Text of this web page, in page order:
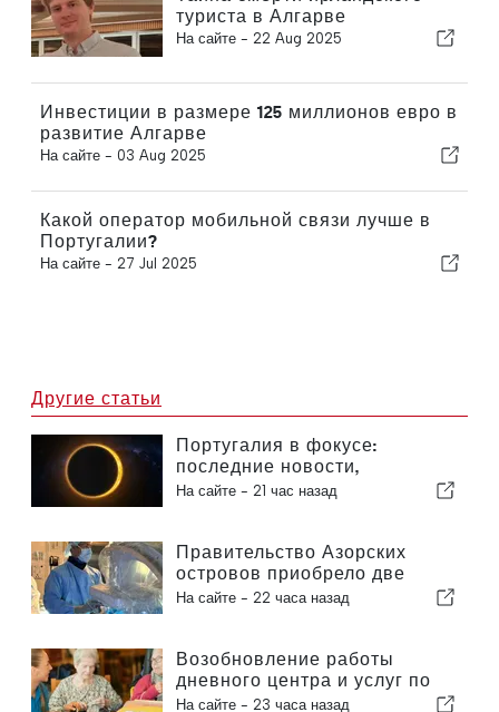
туриста в Алгарве
На сайте - 22 Aug 2025
Инвестиции в размере 125 миллионов евро в
развитие Алгарве
На сайте - 03 Aug 2025
Какой оператор мобильной связи лучше в
Португалии?
На сайте - 27 Jul 2025
Другие статьи
Португалия в фокусе:
последние новости,
актуальные события из мира
заголовки
На сайте - 21 час назад
Правительство Азорских
островов приобрело две
новые системы для
На сайте - 22 часа назад
Возобновление работы
дневного центра и услуг по
оказанию помощи на дому в
На сайте - 23 часа назад